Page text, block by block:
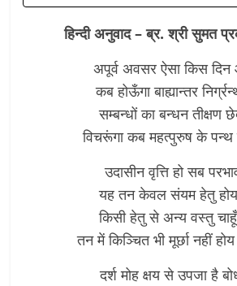
हिन्दी अनुवाद – ब्र. श्री सुमत
अपूर्व अवसर ऐसा किस दिन
कब होऊँगा बाह्यान्तर
सम्बन्धों का बन्धन तीक्षण
विचरूंगा कब महत्पुरुष के
उदासीन वृत्ति हो सब
यह तन केवल संयम हेतु
किसी हेतु से अन्य वस्तु
तन में किञ्चित भी मूर्छा नहीं
दर्श मोह क्षय से उपजा है